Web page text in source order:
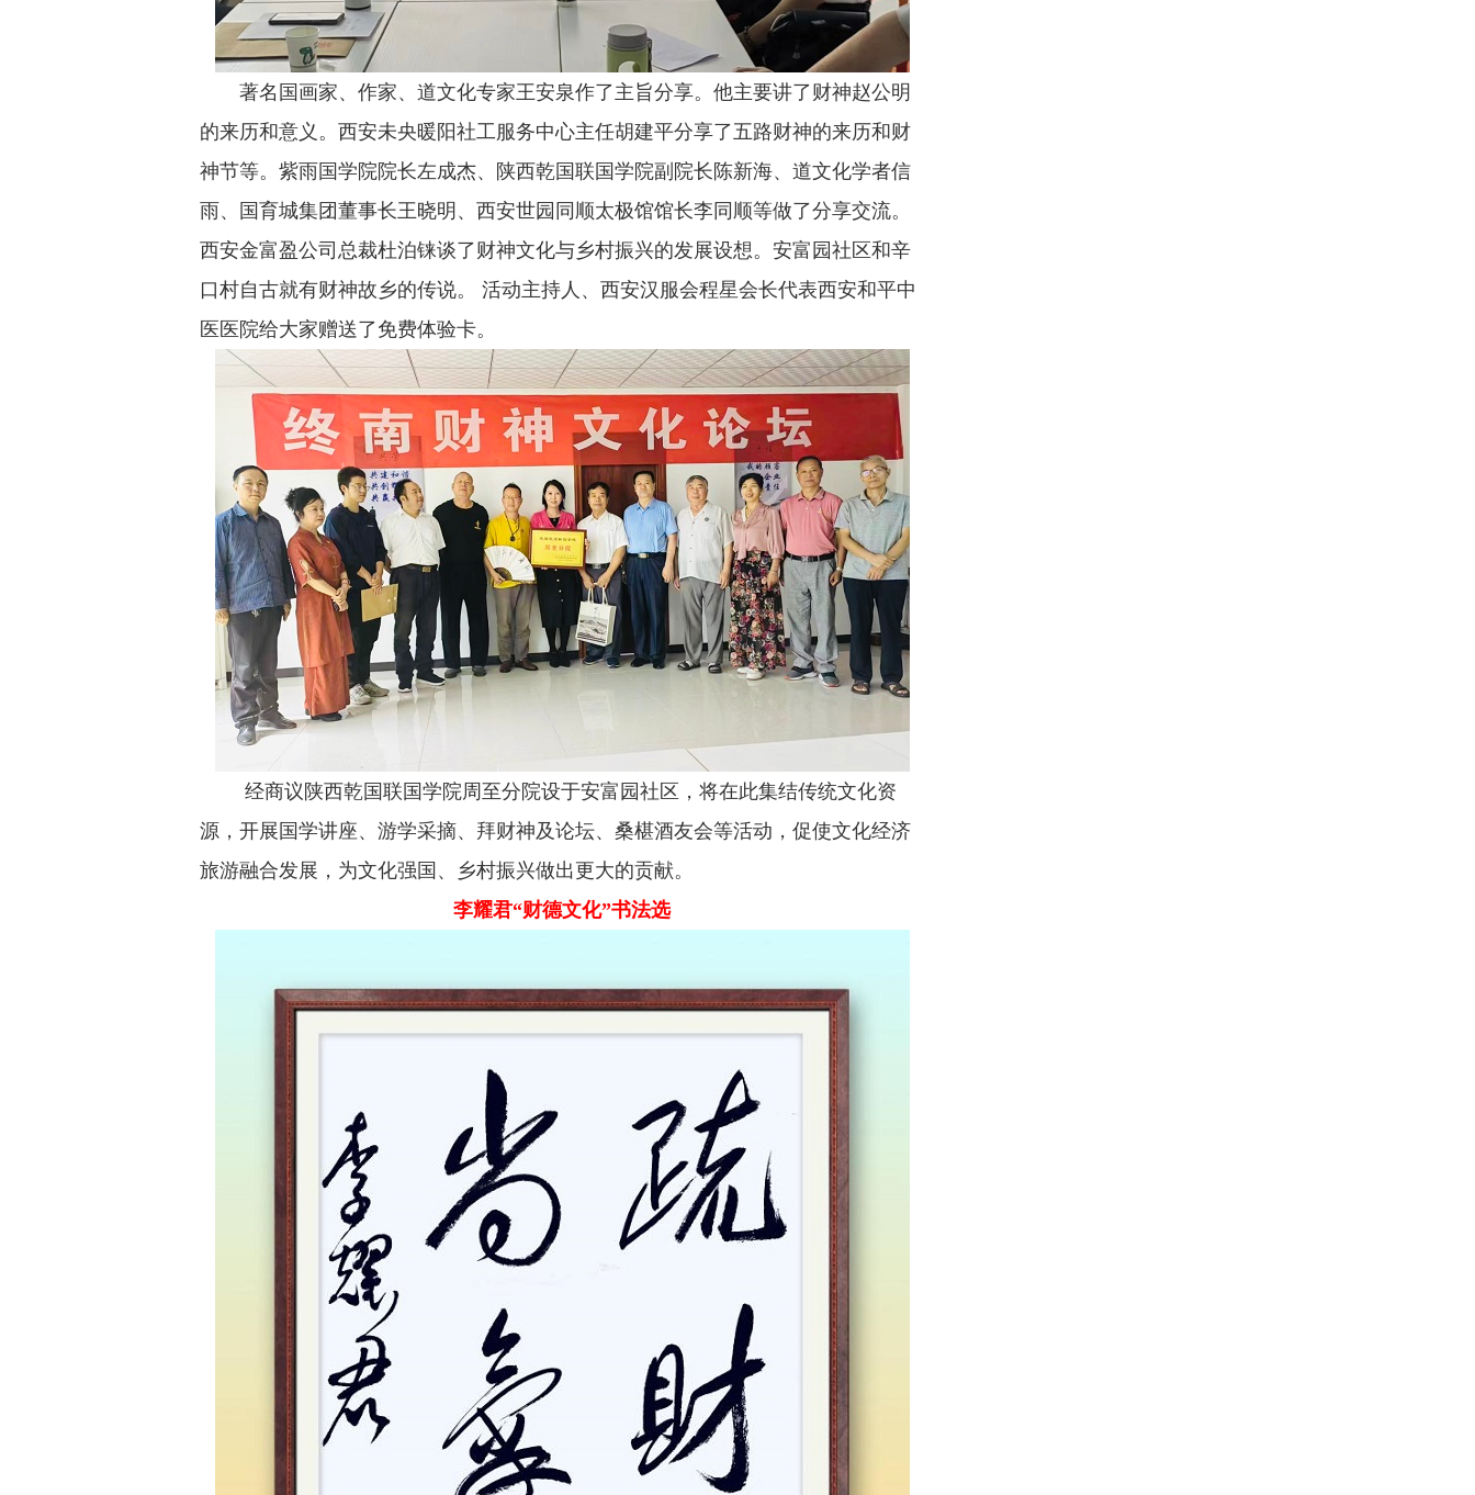
著名国画家、作家、道文化专家王安泉作了主旨分享。他主要讲了财神赵公明
的来历和意义。西安未央暖阳社工服务中心主任胡建平分享了五路财神的来历和财
神节等。紫雨国学院院长左成杰、陕西乾国联国学院副院长陈新海、道文化学者信
雨、国育城集团董事长王晓明、西安世园同顺太极馆馆长李同顺等做了分享交流。
西安金富盈公司总裁杜泊铼谈了财神文化与乡村振兴的发展设想。安富园社区和辛
口村自古就有财神故乡的传说。 活动主持人、西安汉服会程星会长代表西安和平中
医医院给大家赠送了免费体验卡。
经商议陕西乾国联国学院周至分院设于安富园社区，将在此集结传统文化资
源，开展国学讲座、游学采摘、拜财神及论坛、桑椹酒友会等活动，促使文化经济
旅游融合发展，为文化强国、乡村振兴做出更大的贡献。
李耀君“财德文化”书法选